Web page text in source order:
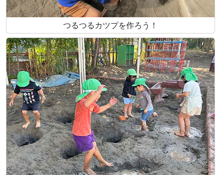
つるつるカツプを作ろう！